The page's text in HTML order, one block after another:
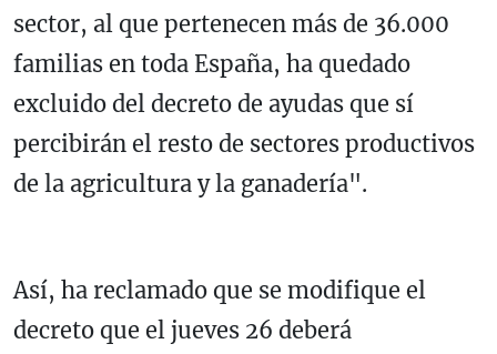
sector, al que pertenecen más de 36.000
familias en toda España, ha quedado
excluido del decreto de ayudas que sí
percibirán el resto de sectores productivos
de la agricultura y la ganadería".
Así, ha reclamado que se modifique el
decreto que el jueves 26 deberá